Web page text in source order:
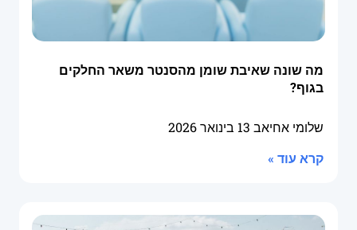
מה שונה שאיבת שומן מהסנטר משאר החלקים
בגוף?
שלומי אחיאב 13 בינואר 2026
קרא עוד »